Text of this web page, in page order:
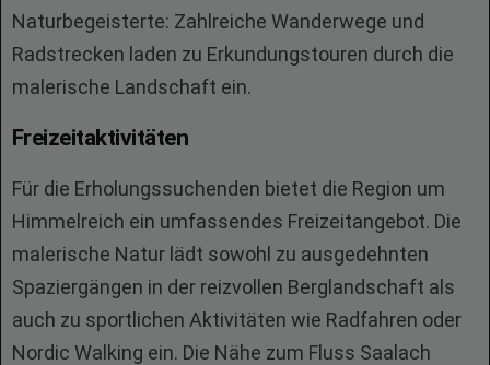
Naturbegeisterte: Zahlreiche Wanderwege und
Radstrecken laden zu Erkundungstouren durch die
malerische Landschaft ein.
Freizeitaktivitäten
Für die Erholungssuchenden bietet die Region um
Himmelreich ein umfassendes Freizeitangebot. Die
malerische Natur lädt sowohl zu ausgedehnten
Spaziergängen in der reizvollen Berglandschaft als
auch zu sportlichen Aktivitäten wie Radfahren oder
Nordic Walking ein. Die Nähe zum Fluss Saalach